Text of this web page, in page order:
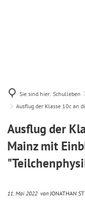
Sie sind hier: Schulleben
Ausflug der Klasse 10c an
Ausflug der
Mainz mit
11. Mai 2022 vonJONATHAN